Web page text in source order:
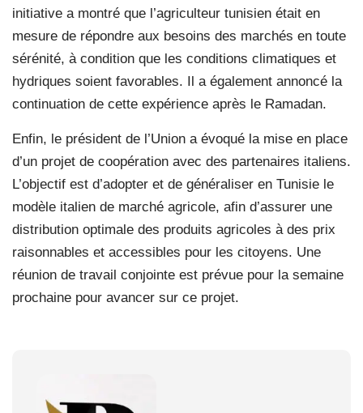
initiative a montré que l’agriculteur tunisien était en
mesure de répondre aux besoins des marchés en toute
sérénité, à condition que les conditions climatiques et
hydriques soient favorables. Il a également annoncé la
continuation de cette expérience après le Ramadan.
Enfin, le président de l’Union a évoqué la mise en place
d’un projet de coopération avec des partenaires italiens.
L’objectif est d’adopter et de généraliser en Tunisie le
modèle italien de marché agricole, afin d’assurer une
distribution optimale des produits agricoles à des prix
raisonnables et accessibles pour les citoyens. Une
réunion de travail conjointe est prévue pour la semaine
prochaine pour avancer sur ce projet.